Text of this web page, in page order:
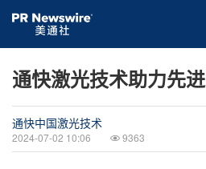
通快激光技术助力先
通快中国激光技术
2024-07-02 10:06 9363